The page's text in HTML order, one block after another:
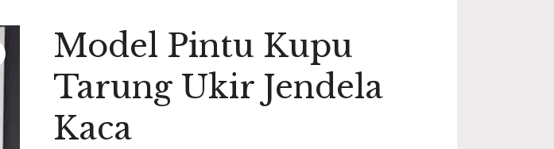
Model Pintu Kupu
Tarung Ukir Jendela
Kaca